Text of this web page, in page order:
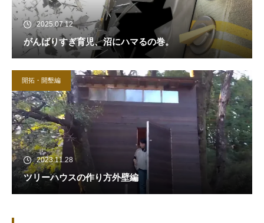
2025.07.12
がんばりすぎ育児、沼にハマるの巻。
開拓・開墾編
2023.11.28
ツリーハウスの作り方外壁編